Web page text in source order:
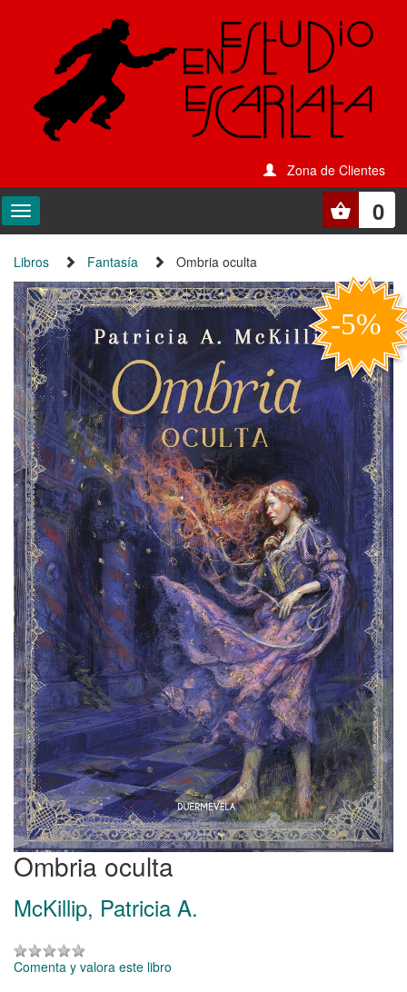
Zona de Clientes
0
Libros Fantasía Ombria oculta
Ombria oculta
McKillip, Patricia A.
Comenta y valora este libro